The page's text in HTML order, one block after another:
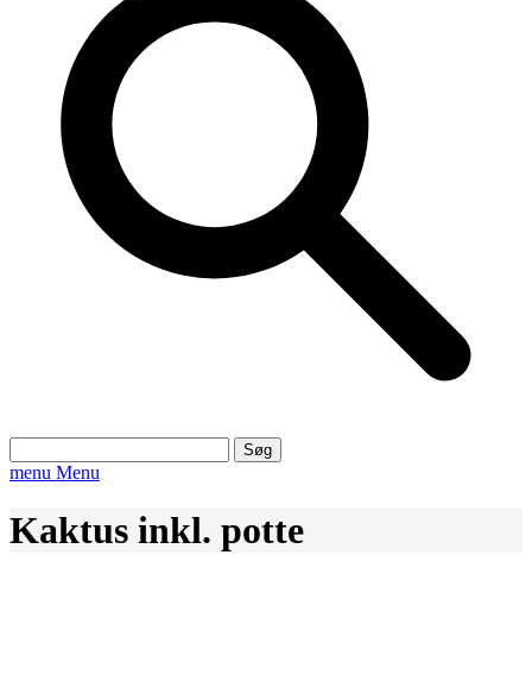
efter:
menu Menu
Kaktus inkl. potte